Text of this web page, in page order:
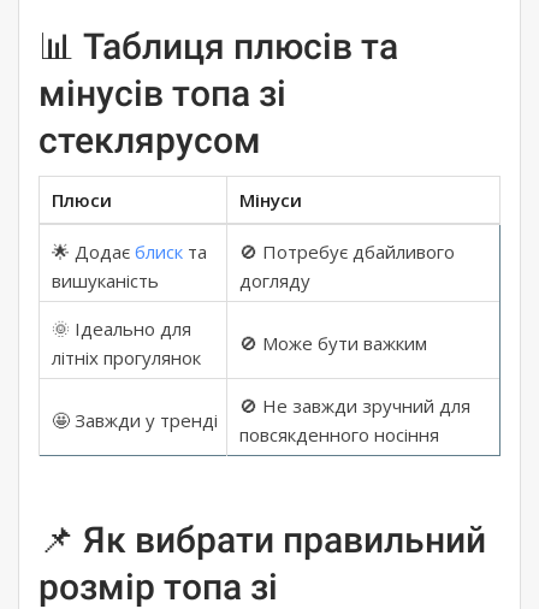
📊 Таблиця плюсів та
мінусів топа зі
стеклярусом
Плюси Мінуси
🌟 Додає блиск та
вишуканість
🚫 Потребує дбайливого
догляду
🌞 Ідеально для
літніх прогулянок
🚫 Може бути важким
🤩 Завжди у тренді
🚫 Не завжди зручний для
повсякденного носіння
📌 Як вибрати правильний
розмір топа зі